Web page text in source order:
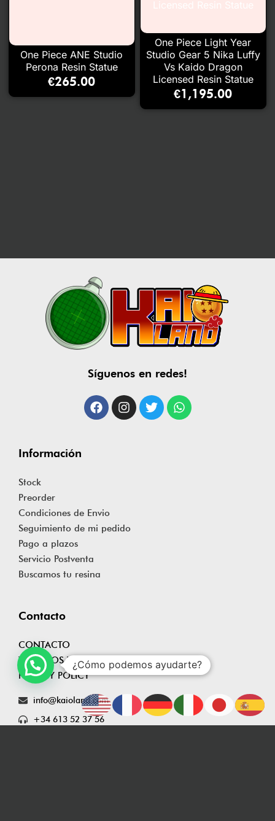
One Piece Light Year
Studio Gear 5 Nika Luffy
Vs Kaido Dragon
Licensed Resin Statue
€1,195.00
One Piece ANE Studio
Perona Resin Statue
€265.00
Contacto
CONTACTO
TÉRMINOS Y CONDICIONES
PRIVACY POLICY
info@kaioland.com
+34 613 52 37 56
Información
Stock
Preorder
Condiciones de Envio
Seguimiento de mi pedido
Pago a plazos
Servicio Postventa
Buscamos tu resina
Síguenos en redes!
¿Cómo podemos ayudarte?